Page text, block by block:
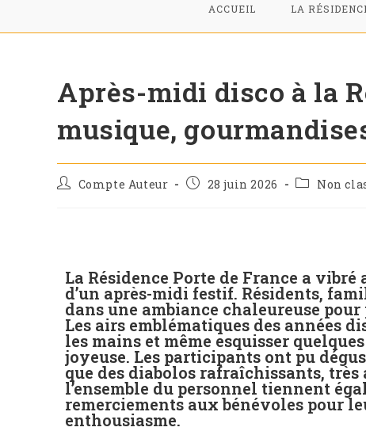
ACCUEIL LA
Après-midi disco à la
musique,
Compte Auteur 28 juin 2026 Non
La Résidence Porte de France a
d’un après-midi festif. Résidents,
dans une ambiance chaleureuse
Les airs emblématiques des années
les mains et même esquisser
joyeuse. Les participants ont pu
que des diabolos rafraîchissants,
l’ensemble du personnel tiennent
remerciements aux bénévoles pour
enthousiasme.